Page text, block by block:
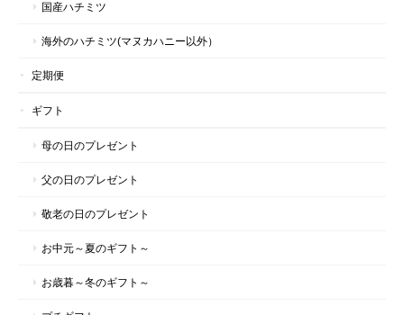
国産ハチミツ
海外のハチミツ(マヌカハニー以外）
定期便
ギフト
母の日のプレゼント
父の日のプレゼント
敬老の日のプレゼント
お中元～夏のギフト～
お歳暮～冬のギフト～